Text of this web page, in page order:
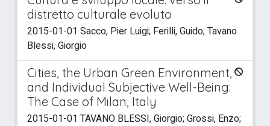
distretto culturale evoluto
2015-01-01 Sacco, Pier Luigi; Ferilli, Guido; Tavano
Blessi, Giorgio
Cities, the Urban Green Environment,
and Individual Subjective Well-Being:
The Case of Milan, Italy
2015-01-01 TAVANO BLESSI, Giorgio; Grossi, Enzo;